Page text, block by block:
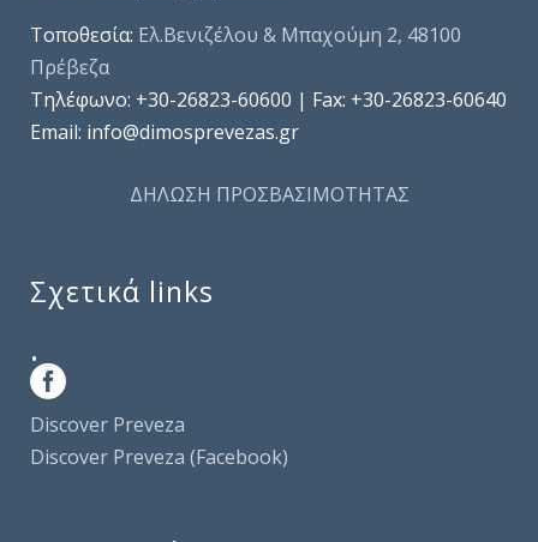
Τοποθεσία: Ελ.Βενιζέλου & Μπαχούμη 2, 48100
Πρέβεζα
Τηλέφωνo: +30-26823-60600 | Fax: +30-26823-60640
Email: info@dimosprevezas.gr
ΔΗΛΩΣΗ ΠΡΟΣΒΑΣΙΜΟΤΗΤΑΣ
Σχετικά links
.
Discover Preveza
Discover Preveza (Facebook)